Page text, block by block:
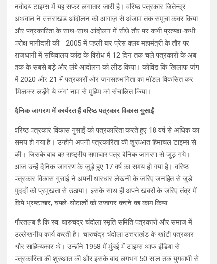
नवोदय टाइम्स में यह सफर लगातार जारी है। वरिष्ठ पत्रकार जितेन्द्र
अथंवाल ने उत्तराखंड आंदोलन को आगाज़ से अंजाम तक समूचा कवर किया
और पत्रकारिता के साथ-साथ आंदोलन में सीधे तौर पर कभी प्रत्यक्ष-कभी
परोक्ष भागीदारी की। 2005 में पहली बार प्रेस क्लब महामंत्री के तौर पर
राजधानी में सचिवालय कांड के विरोध में 12 दिन तक चले पत्रकारों के अब
तक के सबसे बड़े और लंबे आंदोलन को लीड किया। कोविड कि खिलाफ जंग
में 2020 और 21 में पत्रकारों और जनसहभागिता का मॉडल विकसित कर
‘मिलकर लड़ेंगे ये जंग‘ नाम से मुहिम को संचालित किया।
दैनिक जागरण में कार्यरत हैं वरिष्ठ पत्रकार विकास गुसाईं
वरिष्ठ पत्रकार विकास गुसाईं को पत्रकारिता करते हुए 18 वर्ष से अधिक का
समय हो गया है। उन्होने अपनी पत्रकारिता की शुरूआत हिमाचल टाइम्स से
की। जिसके बाद वह राष्ट्रीय समाचार पत्र दैनिक जागरण से जुड़ गये।
आज उन्हें दैनिक जागरण के जुड़े हुए 17 वर्ष का समय हो गया है। वरिष्ठ
पत्रकार विकास गुसाईं ने अपनी धारधार लेखनी के जरिए जनहित से जुड़े
मुददों को प्रमुखता से उठाया। इसके साथ ही अपने खबरों के जरिए तंत्र में
छिपे भ्रष्टाचार, घपले-घोटालों को उजागर करने का काम किया।
गौरतलब है कि स्व. चारुचंद्र चंदोला स्मृति समिति पत्रकारों और समाज में
उल्लेखनीय कार्य करती है। चारुचंद्र चंदोला उत्तराखंड के खांटी पत्रकार
और साहित्यकार थे। उन्होंने 1958 में मुंबई में टाइम्स आफ इंडिया से
पत्रकारिता की शुरुआत की और इसके बाद लगभग 50 साल तक युगवाणी से